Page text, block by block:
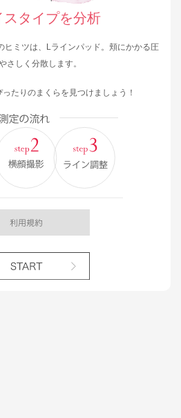
スタイプを分析
ヒミツは、Lラインパッド。頬にかかる圧
さしく分散します。
たりのまくらを見つけましょう！